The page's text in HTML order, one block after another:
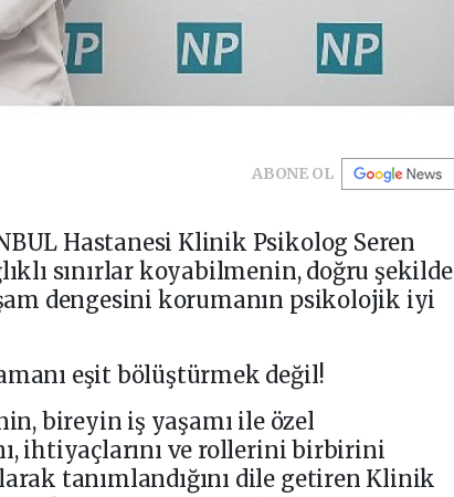
ABONE OL
Hastanesi Klinik Psikolog Seren
sınırlar koyabilmenin, doğru şekilde
dengesini korumanın psikolojik iyi
eşit bölüştürmek değil!
bireyin iş yaşamı ile özel
ihtiyaçlarını ve rollerini birbirini
tanımlandığını dile getiren Klinik